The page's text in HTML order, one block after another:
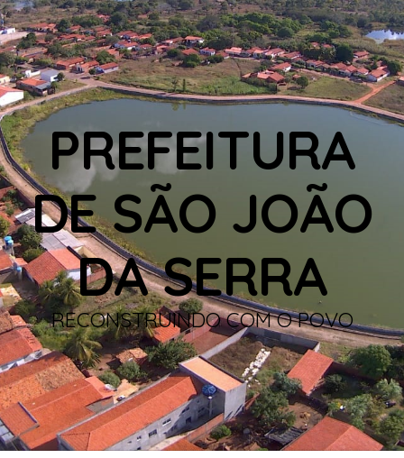
PREFEITURA
DE SÃO JOÃO
DA SERRA
RECONSTRUINDO COM O POVO